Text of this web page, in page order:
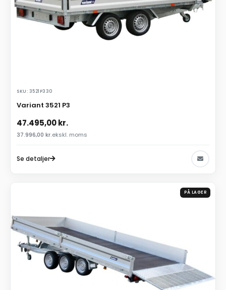
SKU: 3521P330
Variant 3521 P3
47.495,00kr.
37.996,00 kr.ekskl. moms
Se detaljer
PÅ LAGER